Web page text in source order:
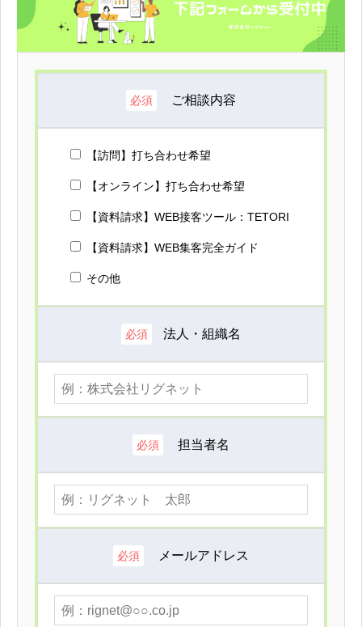
必須 ご相談内容
【訪問】打ち合わせ希望
【オンライン】打ち合わせ希望
【資料請求】WEB接客ツール：TETORI
【資料請求】WEB集客完全ガイド
その他
必須 法人・組織名
必須 担当者名
必須 メールアドレス